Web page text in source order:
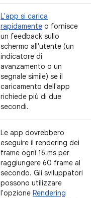
L'app si carica
rapidamente o fornisce
un feedback sullo
schermo all'utente (un
indicatore di
avanzamento o un
segnale simile) se il
caricamento dell'app
richiede più di due
secondi.
Le app dovrebbero
eseguire il rendering dei
frame ogni 16 ms per
raggiungere 60 frame al
secondo. Gli sviluppatori
possono utilizzare
l'opzione Rendering